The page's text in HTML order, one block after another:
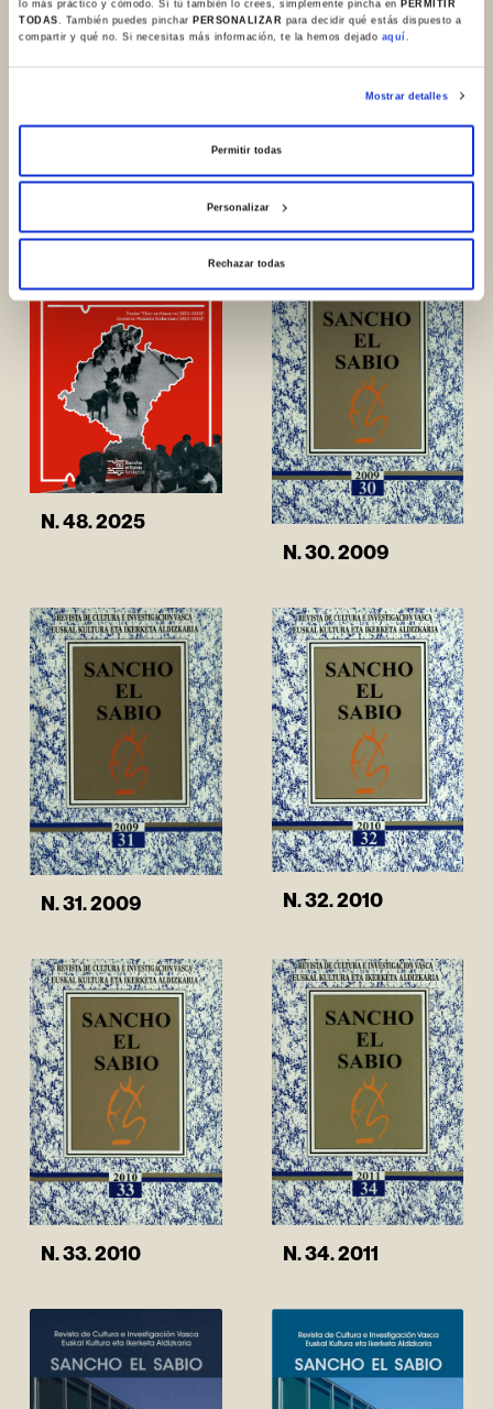
lo más práctico y cómodo. Sí tú también lo crees, simplemente pincha en PERMITIR
TODAS . También puedes pinchar PERSONALIZAR para decidir qué estás dispuesto a
compartir y qué no. Si necesitas más información, te la hemos dejado aquí.
Mostrar detalles
Permitir todas
Personalizar
Rechazar todas
campo cultural vasco [de] Jon Kortazar
(ed.) [recensión] / Francisco Javier
Otros números
N. 48. 2025
N. 30. 2009
N. 31. 2009 N. 32. 2010
N. 33. 2010 N. 34. 2011